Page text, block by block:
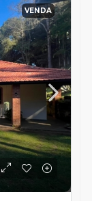
VENDA